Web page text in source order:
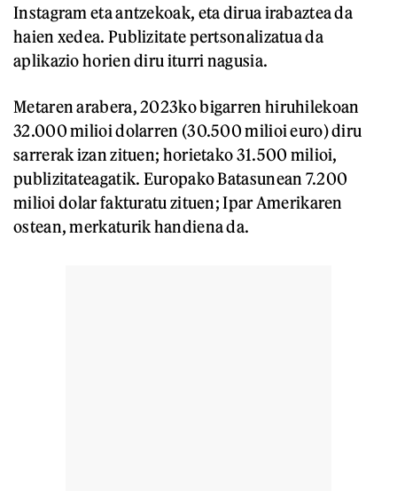
Instagram eta antzekoak, eta dirua irabaztea da
haien xedea. Publizitate pertsonalizatua da
aplikazio horien diru iturri nagusia.
Metaren arabera, 2023ko bigarren hiruhilekoan
32.000 milioi dolarren (30.500 milioi euro) diru
sarrerak izan zituen; horietako 31.500 milioi,
publizitateagatik. Europako Batasunean 7.200
milioi dolar fakturatu zituen; Ipar Amerikaren
ostean, merkaturik handiena da.